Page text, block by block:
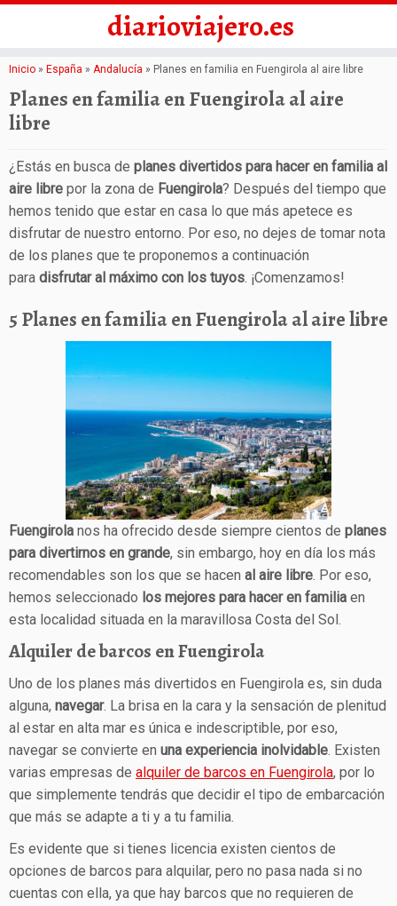
Saltar
al
contenido
diarioviajero.es
Inicio » España » Andalucía » Planes en familia en Fuengirola al aire libre
Planes en familia en Fuengirola al aire
libre
¿Estás en busca de planes divertidos para hacer en familia al
aire libre por la zona de Fuengirola? Después del tiempo que
hemos tenido que estar en casa lo que más apetece es
disfrutar de nuestro entorno. Por eso, no dejes de tomar nota
de los planes que te proponemos a continuación
para disfrutar al máximo con los tuyos. ¡Comenzamos!
5 Planes en familia en Fuengirola al aire libre
Fuengirola nos ha ofrecido desde siempre cientos de planes
para divertirnos en grande, sin embargo, hoy en día los más
recomendables son los que se hacen al aire libre. Por eso,
hemos seleccionado los mejores para hacer en familia en
esta localidad situada en la maravillosa Costa del Sol.
Alquiler de barcos en Fuengirola
Uno de los planes más divertidos en Fuengirola es, sin duda
alguna, navegar. La brisa en la cara y la sensación de plenitud
al estar en alta mar es única e indescriptible, por eso,
navegar se convierte en una experiencia inolvidable. Existen
varias empresas de alquiler de barcos en Fuengirola, por lo
que simplemente tendrás que decidir el tipo de embarcación
que más se adapte a ti y a tu familia.
Es evidente que si tienes licencia existen cientos de
opciones de barcos para alquilar, pero no pasa nada si no
cuentas con ella, ya que hay barcos que no requieren de